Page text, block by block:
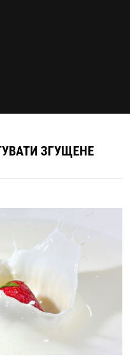
ЗГУЩЕНЕ